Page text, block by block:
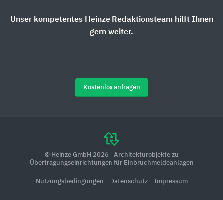
Unser kompetentes Heinze Redaktionsteam hilft Ihnen
gern weiter.
Kostenlos anfragen
© Heinze GmbH 2026 - Architekturobjekte zu
Übertragungseinrichtungen für Einbruchmeldeanlagen
Nutzungsbedingungen Datenschutz Impressum